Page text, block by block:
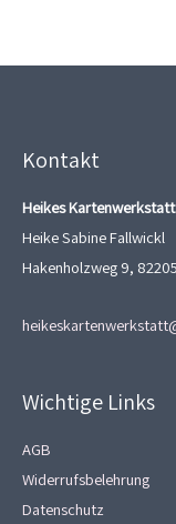
Kontakt
Heikes Kartenwerkstatt
Heike Sabine Fallwickl
Hakenholzweg 9,
Wichtige Links
AGB
Widerrufsbelehrung
Datenschutz